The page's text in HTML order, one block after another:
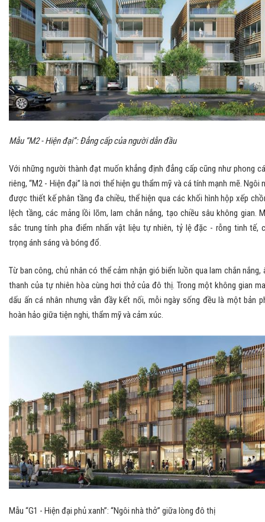
Mẫu “M2 - Hiện đại”: Đẳng cấp của người dẫn đầu
Với những người thành đạt muốn khẳng định đẳng cấp cũng như phong
riêng, “M2 - Hiện đại” là nơi thể hiện gu thẩm mỹ và cá tính mạnh mẽ. Ngôi
được thiết kế phân tầng đa chiều, thể hiện qua các khối hình hộp xếp
lệch tầng, các mảng lồi lõm, lam chắn nắng, tạo chiều sâu không gian.
sắc trung tính pha điểm nhấn vật liệu tự nhiên, tỷ lệ đặc - rỗng tinh tế,
trọng ánh sáng và bóng đổ.
Từ ban công, chủ nhân có thể cảm nhận gió biển luồn qua lam chắn nắng,
thanh của tự nhiên hòa cùng hơi thở của đô thị. Trong một không gian
dấu ấn cá nhân nhưng vẫn đầy kết nối, mỗi ngày sống đều là một bản
hoàn hảo giữa tiện nghi, thẩm mỹ và cảm xúc.
Mẫu “G1 - Hiện đại phủ xanh”: “Ngôi nhà thở” giữa lòng đô thị